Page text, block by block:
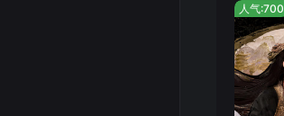
人气:700